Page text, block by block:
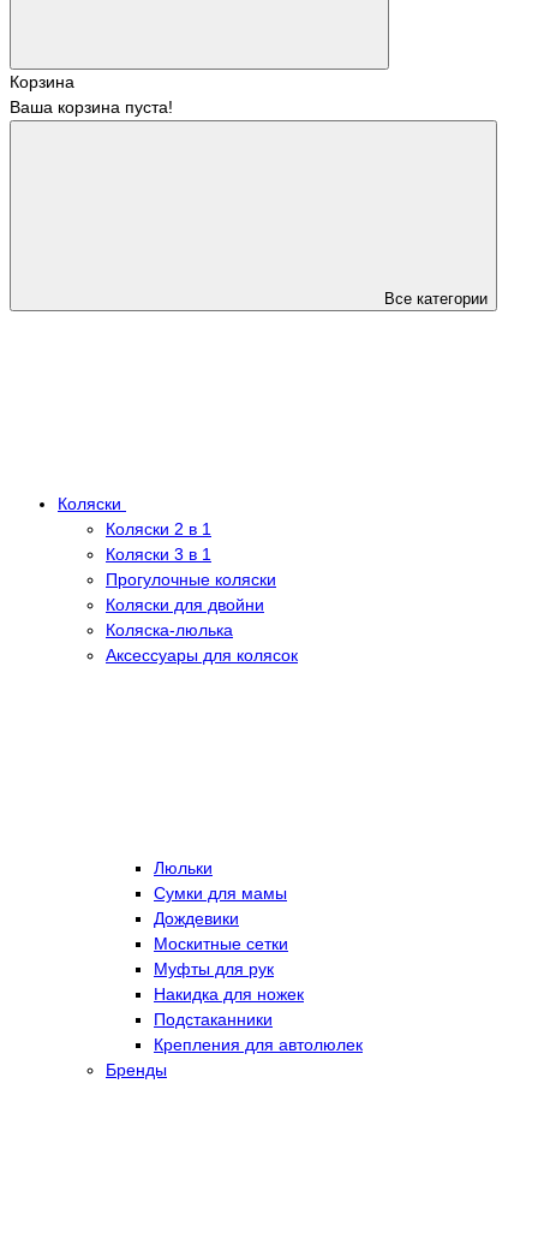
Корзина
Ваша корзина пуста!
Все категории
Коляски
Коляски 2 в 1
Коляски 3 в 1
Прогулочные коляски
Коляски для двойни
Коляска-люлька
Аксессуары для колясок
Люльки
Сумки для мамы
Дождевики
Москитные сетки
Муфты для рук
Накидка для ножек
Подстаканники
Крепления для автолюлек
Бренды